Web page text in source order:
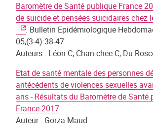
Baromètre de Santé publique France
de suicide et pensées suicidaires chez
. Bulletin Epidémiologique
05,(3-4):38-47.
Auteurs : Léon C, Chan-chee C, Du
Etat de santé mentale des personnes
antécédents de violences sexuelles
ans - Résultats du Baromètre de Santé
France 2017
Auteur : Gorza Maud